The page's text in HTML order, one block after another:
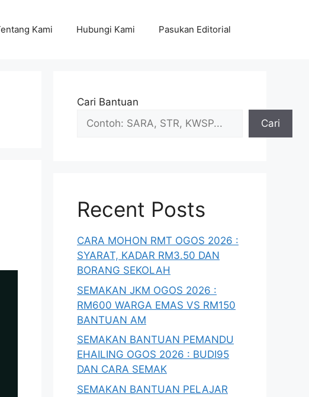
Kami Hubungi Kami Pasukan Editorial
Cari Bantuan
Cari
Recent Posts
CARA MOHON RMT OGOS 2026 :
SYARAT, KADAR RM3.50 DAN
BORANG SEKOLAH
SEMAKAN JKM OGOS 2026 :
RM600 WARGA EMAS VS RM150
BANTUAN AM
SEMAKAN BANTUAN PEMANDU
EHAILING OGOS 2026 : BUDI95
DAN CARA SEMAK
SEMAKAN BANTUAN PELAJAR